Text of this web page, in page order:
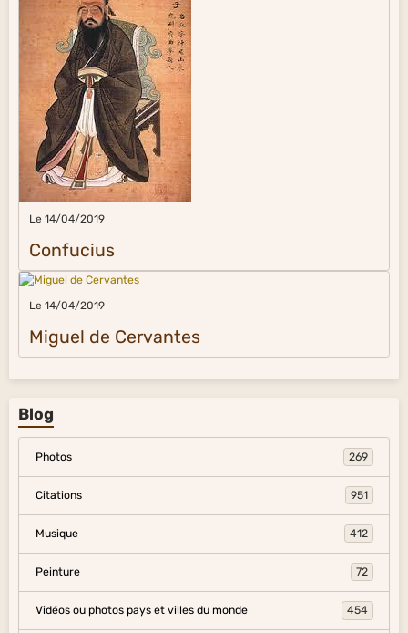
Le 14/04/2019
Confucius
Le 14/04/2019
Miguel de Cervantes
Blog
Photos 269
Citations 951
Musique 412
Peinture 72
Vidéos ou photos pays et villes du monde 454